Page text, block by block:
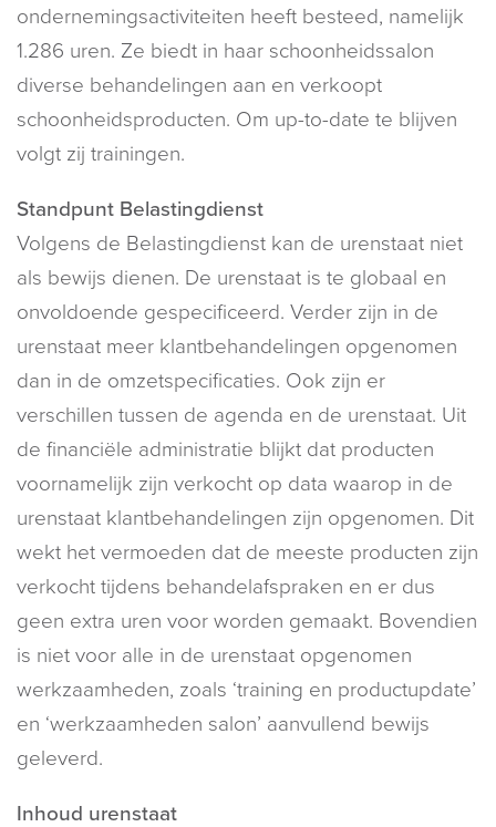
ondernemingsactiviteiten heeft besteed, namelijk
1.286 uren. Ze biedt in haar schoonheidssalon
diverse behandelingen aan en verkoopt
schoonheidsproducten. Om up-to-date te blijven
volgt zij trainingen.
Standpunt Belastingdienst
Volgens de Belastingdienst kan de urenstaat niet
als bewijs dienen. De urenstaat is te globaal en
onvoldoende gespecificeerd. Verder zijn in de
urenstaat meer klantbehandelingen opgenomen
dan in de omzetspecificaties. Ook zijn er
verschillen tussen de agenda en de urenstaat. Uit
de financiële administratie blijkt dat producten
voornamelijk zijn verkocht op data waarop in de
urenstaat klantbehandelingen zijn opgenomen. Dit
wekt het vermoeden dat de meeste producten zijn
verkocht tijdens behandelafspraken en er dus
geen extra uren voor worden gemaakt. Bovendien
is niet voor alle in de urenstaat opgenomen
werkzaamheden, zoals ‘training en productupdate’
en ‘werkzaamheden salon’ aanvullend bewijs
geleverd.
Inhoud urenstaat